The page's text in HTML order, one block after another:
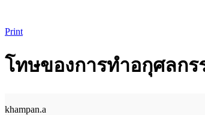
Print
โทษของการทำอกุศลกร
khampan.a